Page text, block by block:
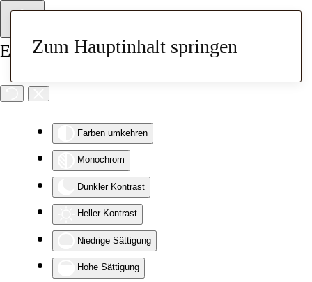
Eingabehilfen öffnen
Farben umkehren
Monochrom
Dunkler Kontrast
Heller Kontrast
Niedrige Sättigung
Hohe Sättigung
Zum Hauptinhalt springen